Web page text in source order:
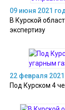
09 июня 2021
В Курской
экспертизу
22 февраля
Под Курском 4